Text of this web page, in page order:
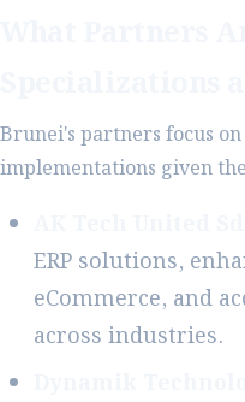
Brunei's partners focus
implementations given
ERP solutions,
eCommerce, and
across industries.